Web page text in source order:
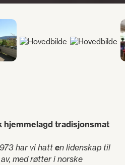
hjemmelagd tradisjonsmat
har vi hatt en lidenskap til
med røtter i norske